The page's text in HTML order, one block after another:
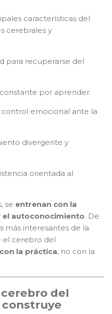
características del
cerebrales y
para recuperarse del
por aprender.
control emocional ante la
divergente y
orientada al
se entrenan con la
el autoconocimiento. De
más interesantes de la
el cerebro del
la práctica, no con la
cerebro del